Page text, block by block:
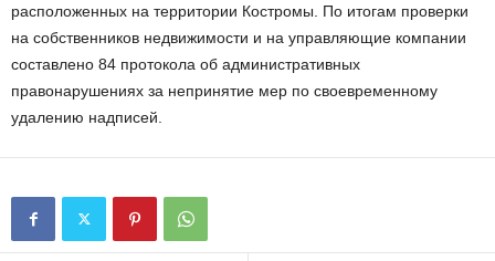
расположенных на территории Костромы. По итогам проверки
на собственников недвижимости и на управляющие компании
составлено 84 протокола об административных
правонарушениях за непринятие мер по своевременному
удалению надписей.